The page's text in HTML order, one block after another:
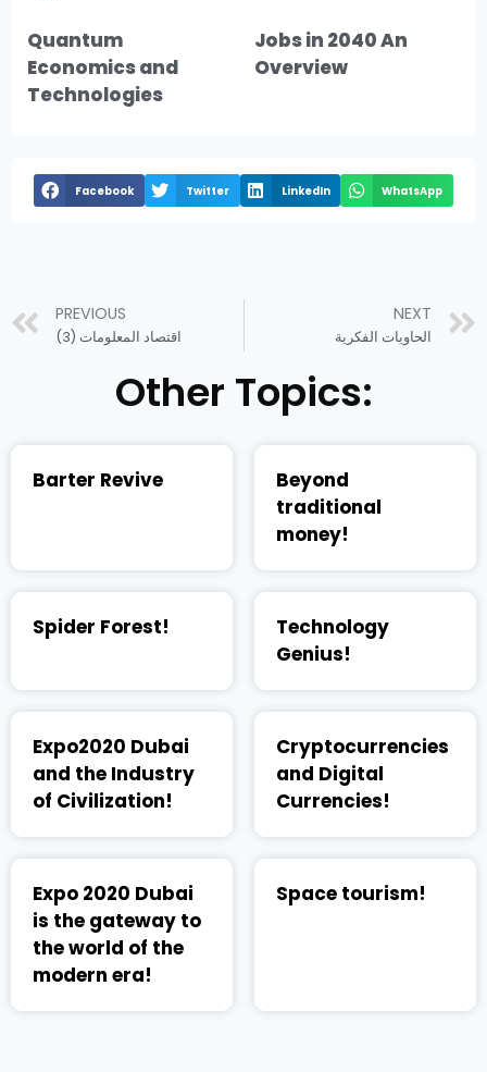
Quantum
Economics and
Technologies
Jobs in 2040 An
Overview
Facebook Twitter LinkedIn WhatsApp
PREVIOUS
اقتصاد المعلومات (3)
NEXT
الحاويات الفكرية
Other Topics:
Barter Revive
Beyond
traditional
money!
Spider Forest!
Technology
Genius!
Expo2020 Dubai
and the Industry
of Civilization!
Cryptocurrencies
and Digital
Currencies!
Expo 2020 Dubai
is the gateway to
the world of the
modern era!
Space tourism!